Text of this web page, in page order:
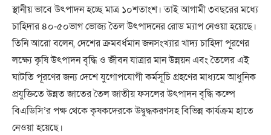
স্থানীয় ভাবে উৎপাদন হচ্ছে মাত্র ১০শতাংশ। তাই আগামী ৩বছরের মধ্যে
চাহিদার ৪০-৫০ভাগ ভোজ্য তৈল উৎপাদনের রোড ম্যাপ নেওয়া হয়েছে।
তিনি আরো বলেন, দেশের ক্রমবর্ধমান জনসংখ্যার খাদ্য চাহিদা পূরণের
লক্ষ্যে কৃষি উৎপাদন বৃদ্ধি ও জীবন যাত্রার মান উন্নয়ন এবং তৈলের এই
ঘাটতি পূরণের জন্য দেশে যুগোপযোগী কর্মসূচি গ্রহণের মাধ্যমে আধুনিক
প্রযুক্তিতে উন্নত জাতের তৈল জাতীয় ফসলের উৎপাদন বৃদ্ধি কল্পে
বিএডিসি’র পক্ষ থেকে কৃষকদেরকে উদ্বুদ্ধকরণসহ বিভিন্ন কার্যক্রম হাতে
নেওয়া হয়েছে।